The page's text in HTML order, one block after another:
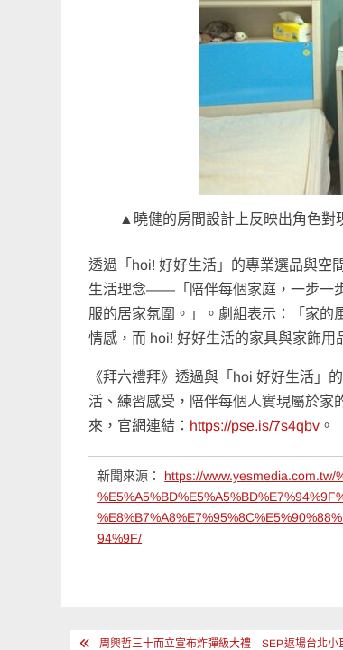
▲曉健的房間設計上反映出角色對
透過「hoi! 好好生活」的專業選品與空
生活理念——「陪伴每個家庭，一步一
服的居家氛圍。」。劇組表示：「家的
情感，而 hoi! 好好生活的家具與家飾用
《拜六禮拜》透過與「hoi 好好生活」
活、練習感受，陪伴每個人實現屬於家
來，官網連結： https://pse.is/7s4qbv 。
新聞來源： https://www.yesmedia.com.tw/
94%9F/
周興哲三十而立宣布炸彈級大禮 SEP.返場台北小